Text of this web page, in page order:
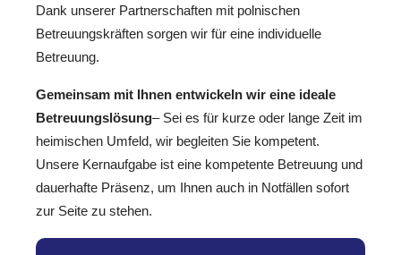
Dank unserer Partnerschaften mit polnischen
Betreuungskräften sorgen wir für eine individuelle
Betreuung.
Gemeinsam mit Ihnen entwickeln wir eine ideale
Betreuungslösung– Sei es für kurze oder lange Zeit im
heimischen Umfeld, wir begleiten Sie kompetent.
Unsere Kernaufgabe ist eine kompetente Betreuung und
dauerhafte Präsenz, um Ihnen auch in Notfällen sofort
zur Seite zu stehen.